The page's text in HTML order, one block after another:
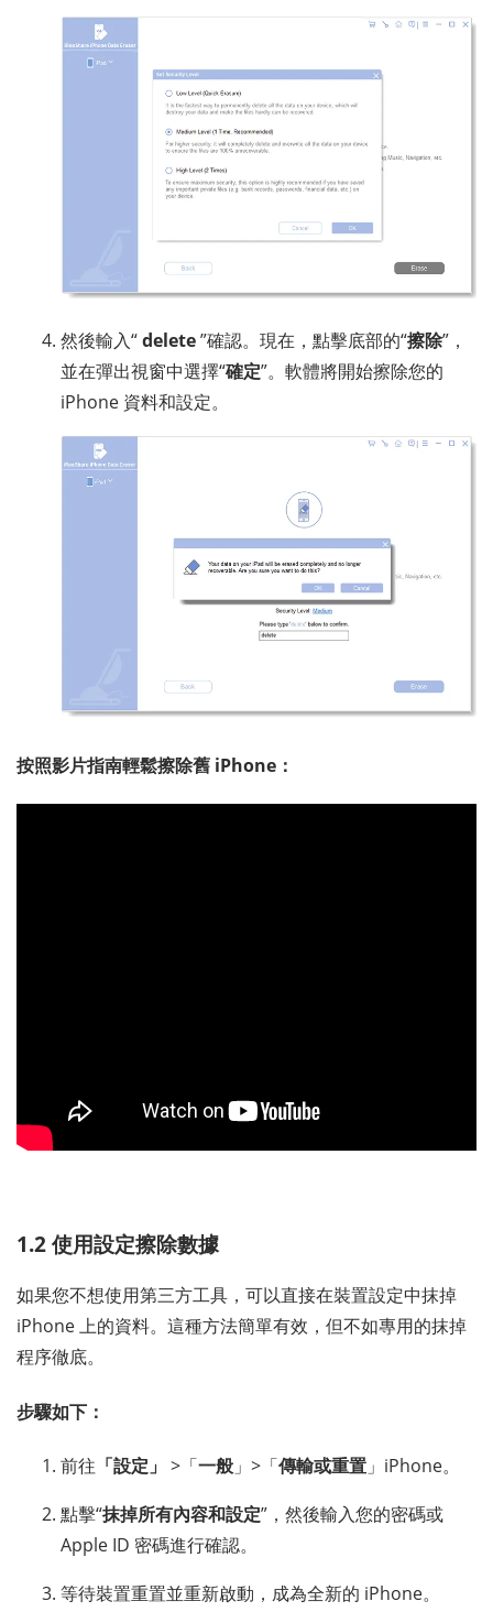
然後輸入“delete”確認。現在，點擊底部的“擦除”，
並在彈出視窗中選擇“確定”。軟體將開始擦除您的
iPhone 資料和設定。
按照影片指南輕鬆擦除舊 iPhone：
1.2 使用設定擦除數據
如果您不想使用第三方工具，可以直接在裝置設定中抹掉
iPhone 上的資料。這種方法簡單有效，但不如專用的抹掉
程序徹底。
步驟如下：
前往 「設定」 >「一般 」>「傳輸或重置 」iPhone。
點擊“抹掉所有內容和設定”，然後輸入您的密碼或
Apple ID 密碼進行確認。
等待裝置重置並重新啟動，成為全新的 iPhone。